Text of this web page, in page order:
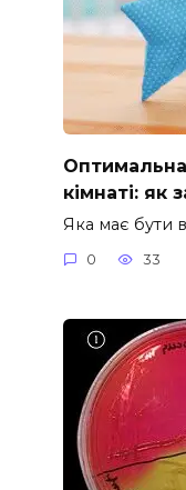
Оптимальна
кімнаті: як
Яка має бути
0 33